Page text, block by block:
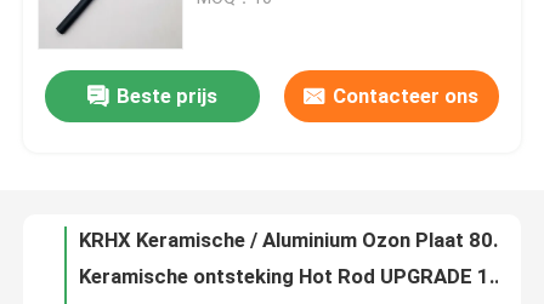
Fabrieksreis
Beste prijs Contacteer ons
6 g/uur Ozonplaat Keramisch 105x50 mm Grootte Voor Ozon Generator
Keramische ontsteking Hot Rod UPGRADE 110v 120W past bij alle AC Traeger
Home Warm oppervlak ontsteking Upgraded vervanging Hot Rod ontsteking Kit